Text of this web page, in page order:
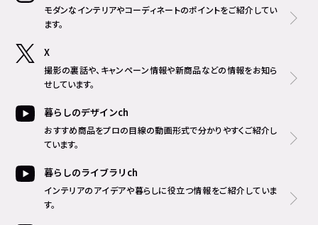
モダンなインテリアやコーディネートのポイントをご紹介してい
ます。
X
撮影の裏話や、キャンペーン情報や新商品などの情報をお知ら
せしています。
暮らしのデザインch
おすすめ商品をプロの目線の動画形式で分かりやすくご紹介し
ています。
暮らしのライブラリch
インテリアのアイデアや暮らしに役立つ情報をご紹介していま
す。